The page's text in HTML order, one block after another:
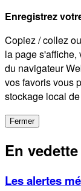
Enregistrez
Copiez / collez
la page s'affiche,
du navigateur
vos favoris vous
stockage local
Fermer
En vedette
Les alertes